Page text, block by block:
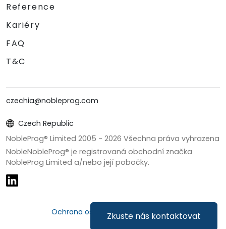
Zkuste nás kontaktovat
Reference
Kariéry
FAQ
T&C
czechia@nobleprog.com
Czech Republic
NobleProg® Limited 2005 - 2026 Všechna práva vyhrazena
NobleNobleProg® je registrovaná obchodní značka
NobleProg Limited a/nebo její pobočky.
Ochrana osobních údajů a cookies